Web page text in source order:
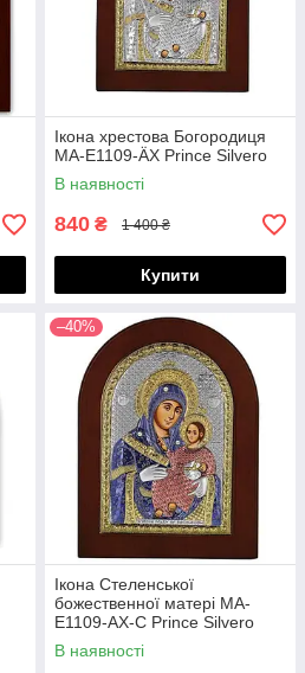
Ікона хрестова Богородиця
MA-E1109-ÄX Prince Silvero
В наявності
840 ₴ 1 400 ₴
Купити
–40%
Ікона Стеленської
божественної матері MA-
E1109-AX-C Prince Silvero
В наявності